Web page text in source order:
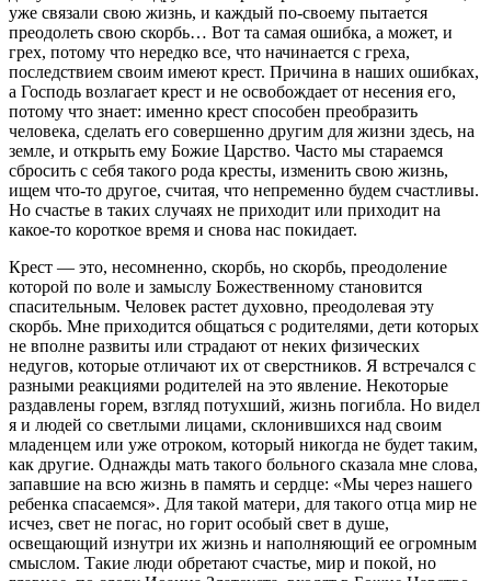
уже связали свою жизнь, и каждый по-своему пытается
преодолеть свою скорбь… Вот та самая ошибка, а может, и
грех, потому что нередко все, что начинается с греха,
последствием своим имеют крест. Причина в наших ошибках,
а Господь возлагает крест и не освобождает от несения его,
потому что знает: именно крест способен преобразить
человека, сделать его совершенно другим для жизни здесь, на
земле, и открыть ему Божие Царство. Часто мы стараемся
сбросить с себя такого рода кресты, изменить свою жизнь,
ищем что-то другое, считая, что непременно будем счастливы.
Но счастье в таких случаях не приходит или приходит на
какое-то короткое время и снова нас покидает.
Крест — это, несомненно, скорбь, но скорбь, преодоление
которой по воле и замыслу Божественному становится
спасительным. Человек растет духовно, преодолевая эту
скорбь. Мне приходится общаться с родителями, дети которых
не вполне развиты или страдают от неких физических
недугов, которые отличают их от сверстников. Я встречался с
разными реакциями родителей на это явление. Некоторые
раздавлены горем, взгляд потухший, жизнь погибла. Но видел
я и людей со светлыми лицами, склонившихся над своим
младенцем или уже отроком, который никогда не будет таким,
как другие. Однажды мать такого больного сказала мне слова,
запавшие на всю жизнь в память и сердце: «Мы через нашего
ребенка спасаемся». Для такой матери, для такого отца мир не
исчез, свет не погас, но горит особый свет в душе,
освещающий изнутри их жизнь и наполняющий ее огромным
смыслом. Такие люди обретают счастье, мир и покой, но